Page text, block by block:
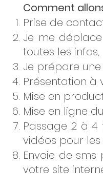
Comment
Prise de
Je me
toutes les infos,
Je prépare
Présentation à
Mise en
Mise en ligne
Passage 2 à
vidéos pour les
Envoie de
votre site